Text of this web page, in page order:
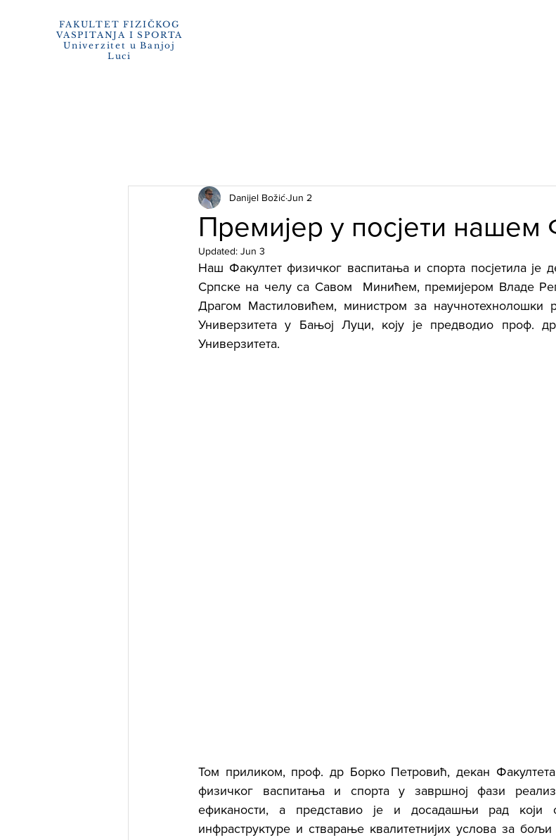
FAKULTET FIZIČKOG
VASPITANJA I SPORTA
Univerzitet u Banjoj
Luci
Премијер у посјети нашем
Danijel BožićJun 2
Updated: Jun 3
Наш Факултет физичког васпитања и спорта посјетила је
Српске на челу са Савом  Минићем, премијером Владе
Драгом Мастиловићем, министром за научнотехнолошки
Универзитета у Бањој Луци, коју је предводио проф.
Универзитета.
Том приликом, проф. др Борко Петровић, декан
физичког васпитања и спорта у завршној фази
ефиканости, а представио је и досадашњи рад
инфраструктуре и стварање квалитетнијих услова за бољи